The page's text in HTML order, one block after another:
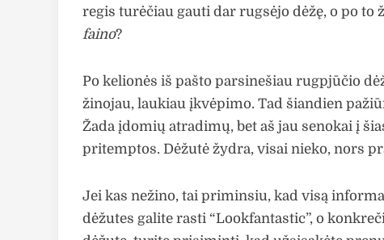
regis turėčiau gauti dar rugsėjo dėžę, o po to
faino?
Po kelionės iš pašto parsinešiau rugpjūčio
žinojau, laukiau įkvėpimo. Tad šiandien
Žada įdomių atradimų, bet aš jau senokai į
pritemptos. Dėžutė žydra, visai nieko, nors
Jei kas nežino, tai priminsiu, kad visą
dėžutes galite rasti “Lookfantastic”, o